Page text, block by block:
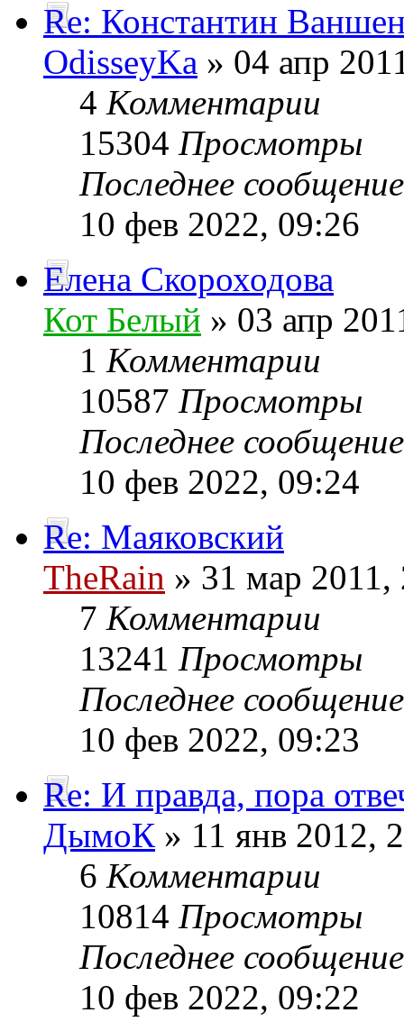
Re: Константин
OdisseyKa » 04 апр
4 Комментарии
15304 Просмотры
Последнее
10 фев 2022, 09:26
Елена Скороходова
Кот Белый » 03 апр
1 Комментарии
10587 Просмотры
Последнее
10 фев 2022, 09:24
Re: Маяковский
TheRain » 31 мар 2011,
7 Комментарии
13241 Просмотры
Последнее
10 фев 2022, 09:23
Re: И правда, пора
ДымоК » 11 янв 2012,
6 Комментарии
10814 Просмотры
Последнее
10 фев 2022, 09:22